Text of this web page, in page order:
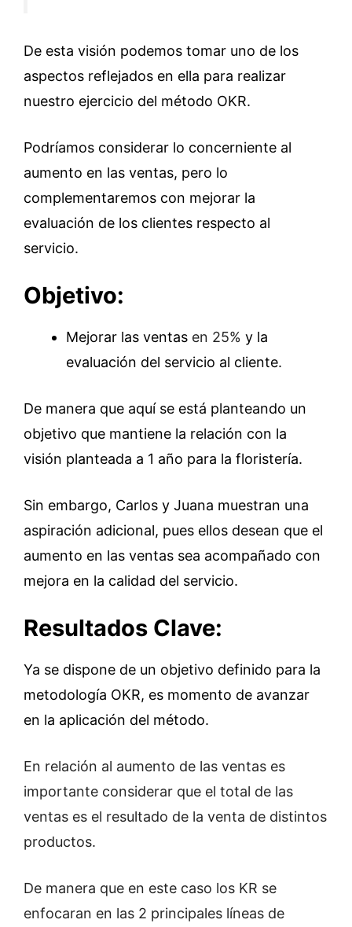
De esta visión podemos tomar uno de los
aspectos reflejados en ella para realizar
nuestro ejercicio del método OKR.
Podríamos considerar lo concerniente al
aumento en las ventas, pero lo
complementaremos con mejorar la
evaluación de los clientes respecto al
servicio.
Objetivo:
Mejorar las ventas en 25% y la
evaluación del servicio al cliente.
De manera que aquí se está planteando un
objetivo que mantiene la relación con la
visión planteada a 1 año para la floristería.
Sin embargo, Carlos y Juana muestran una
aspiración adicional, pues ellos desean que el
aumento en las ventas sea acompañado con
mejora en la calidad del servicio.
Resultados Clave:
Ya se dispone de un objetivo definido para la
metodología OKR, es momento de avanzar
en la aplicación del método.
En relación al aumento de las ventas es
importante considerar que el total de las
ventas es el resultado de la venta de distintos
productos.
De manera que en este caso los KR se
enfocaran en las 2 principales líneas de